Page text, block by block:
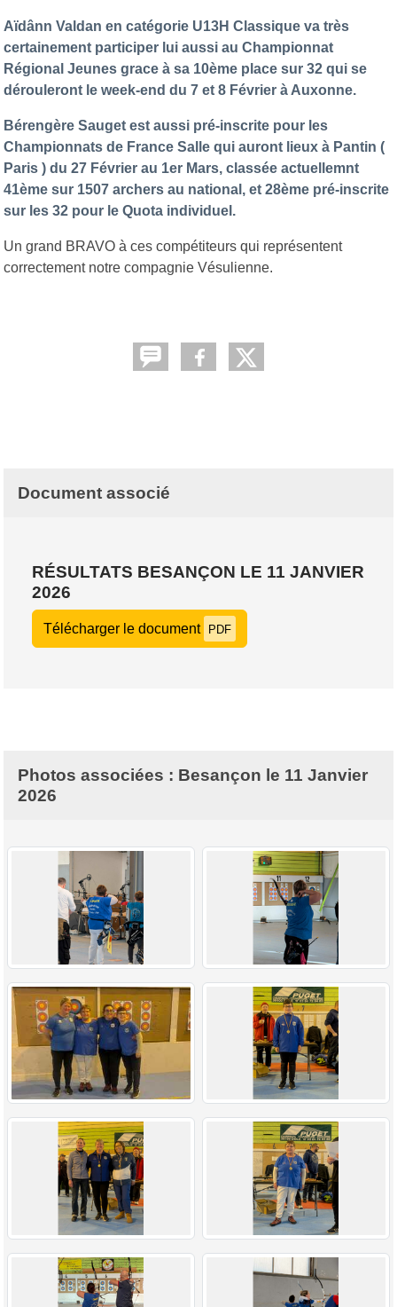
Aïdânn Valdan en catégorie U13H Classique va très
certainement participer lui aussi au Championnat
Régional Jeunes grace à sa 10ème place sur 32 qui se
dérouleront le week-end du 7 et 8 Février à Auxonne.
Bérengère Sauget est aussi pré-inscrite pour les
Championnats de France Salle qui auront lieux à Pantin (
Paris ) du 27 Février au 1er Mars, classée actuellemnt
41ème sur 1507 archers au national, et 28ème pré-inscrite
sur les 32 pour le Quota individuel.
Un grand BRAVO à ces compétiteurs qui représentent
correctement notre compagnie Vésulienne.
Document associé
RÉSULTATS BESANÇON LE 11 JANVIER
2026
Télécharger le document PDF
Photos associées : Besançon le 11 Janvier
2026